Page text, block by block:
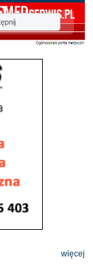
więcej